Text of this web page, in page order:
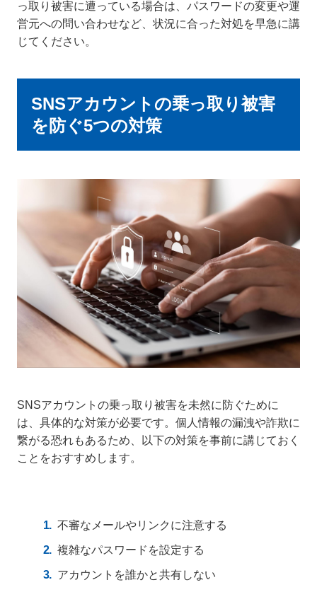
っ取り被害に遭っている場合は、パスワードの変更や運
営元への問い合わせなど、状況に合った対処を早急に講
じてください。
SNSアカウントの乗っ取り被害
を防ぐ5つの対策
SNSアカウントの乗っ取り被害を未然に防ぐために
は、具体的な対策が必要です。個人情報の漏洩や詐欺に
繋がる恐れもあるため、以下の対策を事前に講じておく
ことをおすすめします。
不審なメールやリンクに注意する
複雑なパスワードを設定する
アカウントを誰かと共有しない